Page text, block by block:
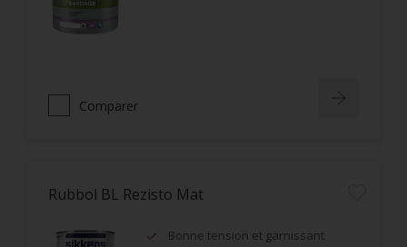
Comparer
Rubbol BL Rezisto Mat
Bonne tension et garnissant